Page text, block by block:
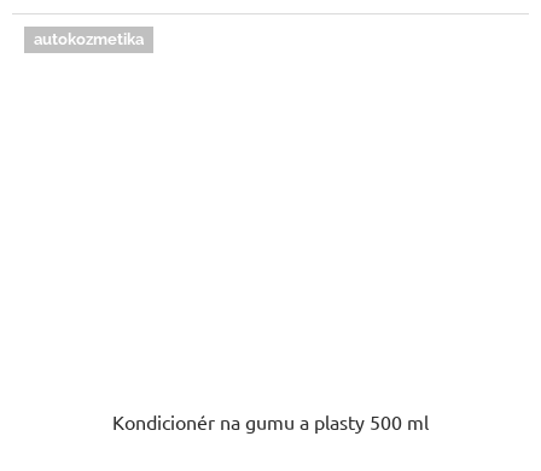
autokozmetika
Kondicionér na gumu a plasty 500 ml